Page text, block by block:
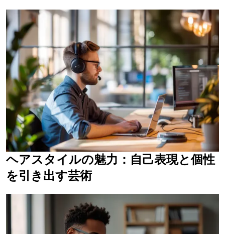
ヘアスタイルの魅力：自己表現と個性
を引き出す芸術